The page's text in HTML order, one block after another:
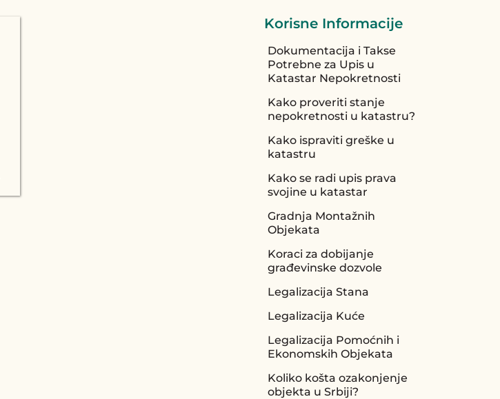
Korisne Informacije
Dokumentacija i Takse
Potrebne za Upis u
Katastar Nepokretnosti
Kako proveriti stanje
nepokretnosti u katastru?
Kako ispraviti greške u
katastru
Kako se radi upis prava
svojine u katastar
Gradnja Montažnih
Objekata
Koraci za dobijanje
građevinske dozvole
Legalizacija Stana
Legalizacija Kuće
Legalizacija Pomoćnih i
Ekonomskih Objekata
Koliko košta ozakonjenje
objekta u Srbiji?